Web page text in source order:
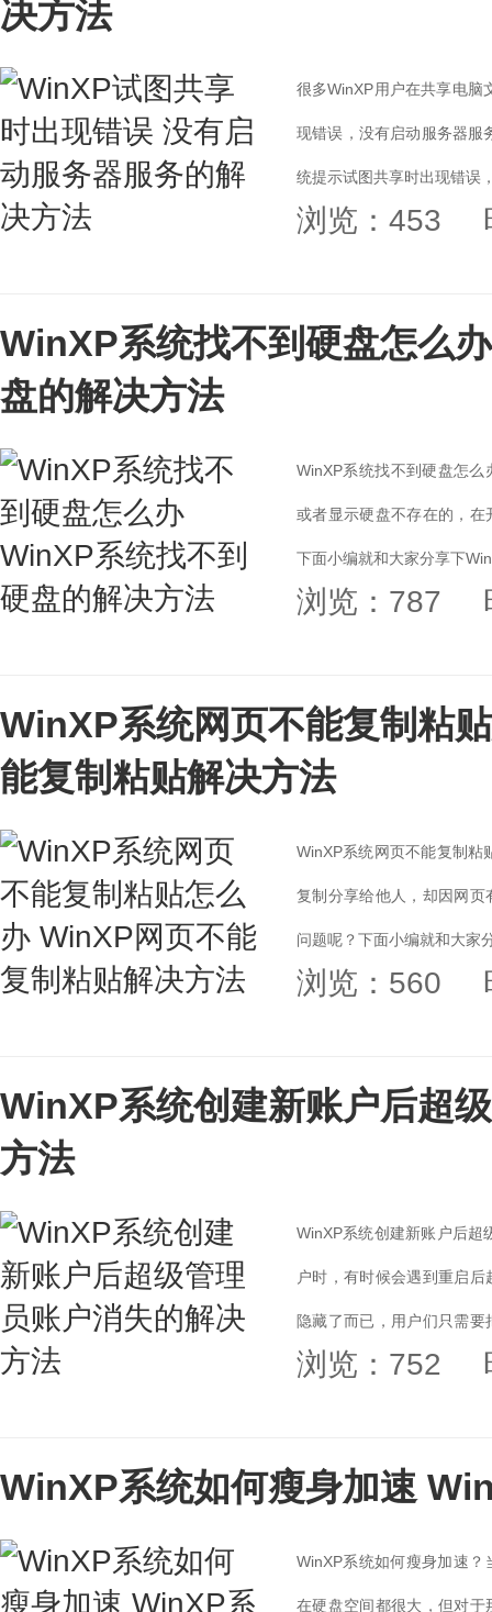
决方法
很多WinXP用户在共享电脑
现错误，没有启动服务器服
统提示试图共享时出现错误
浏览：453
WinXP系统找不到硬盘怎么
盘的解决方法
WinXP系统找不到硬盘怎
或者显示硬盘不存在的，
下面小编就和大家分享下
浏览：787
WinXP系统网页不能复制粘
能复制粘贴解决方法
WinXP系统网页不能复制粘
复制分享给他人，却因网
问题呢？下面小编就和大家
浏览：560
WinXP系统创建新账户后超
方法
WinXP系统创建新账户后超
户时，有时候会遇到重启
隐藏了而已，用户们只需
的操作步骤。...
浏览：752
WinXP系统如何瘦身加速
WinXP系统如何瘦身加速
在硬盘空间都很大，但对